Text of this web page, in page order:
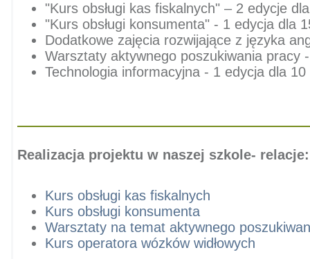
"Kurs obsługi kas fiskalnych" – 2 edycje
"Kurs obsługi konsumenta" - 1 edycja dla
Dodatkowe zajęcia rozwijające z języka
Warsztaty aktywnego poszukiwania pracy
Technologia informacyjna - 1 edycja dla 10
Realizacja projektu w naszej szkole- relacje:
Kurs obsługi kas fiskalnych
Kurs obsługi konsumenta
Warsztaty na temat aktywnego
Kurs operatora wózków widłowych